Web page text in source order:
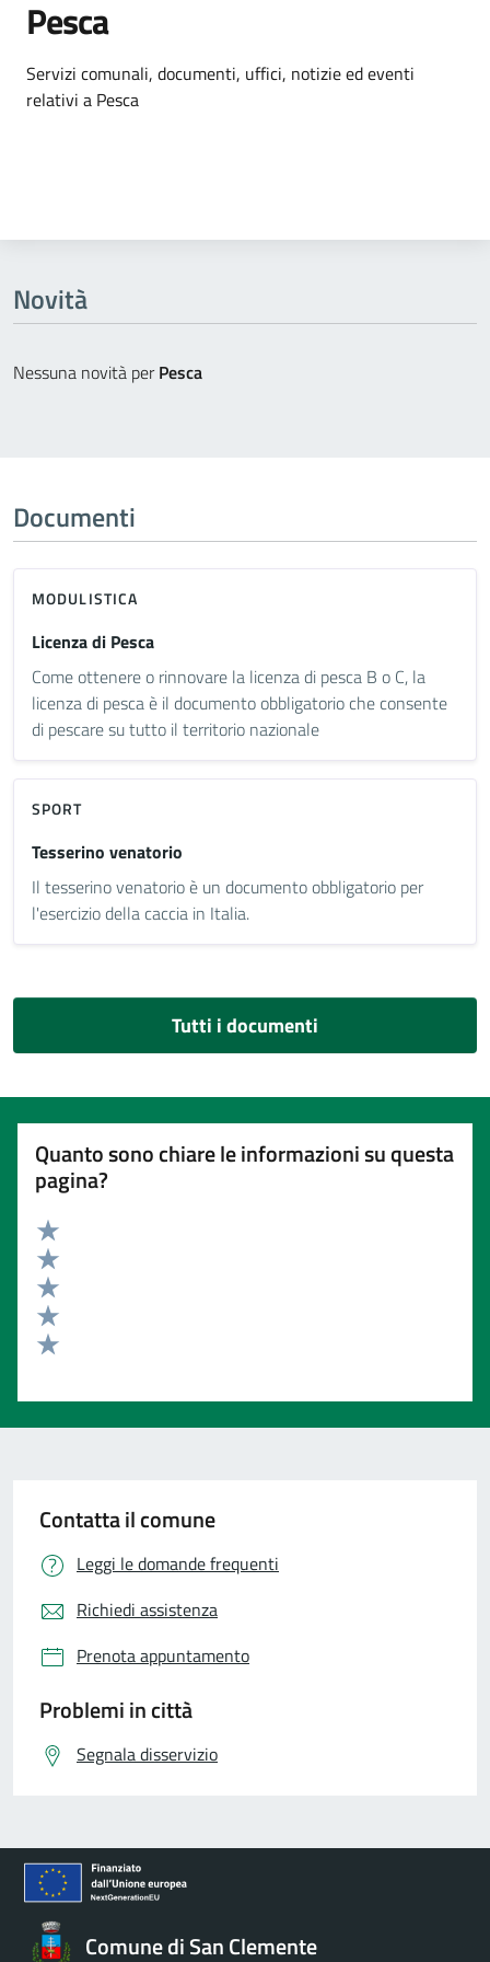
Pesca
Dettagli dell'argomento
Servizi comunali, documenti, uffici, notizie ed eventi
relativi a Pesca
Novità
Nessuna novità perPesca
Documenti
MODULISTICA
Licenza di Pesca
Come ottenere o rinnovare la licenza di pesca B o C, la
licenza di pesca è il documento obbligatorio che consente
di pescare su tutto il territorio nazionale
SPORT
Tesserino venatorio
Il tesserino venatorio è un documento obbligatorio per
l'esercizio della caccia in Italia.
Tutti i documenti
Quanto sono chiare le informazioni su questa
pagina?
Valuta 5 stelle su 5
Valuta 4 stelle su 5
Valuta 3 stelle su 5
Valuta 2 stelle su 5
Contatta il comune
Leggi le domande frequenti
Richiedi assistenza
Prenota appuntamento
Problemi in città
Segnala disservizio
Comune di San Clemente